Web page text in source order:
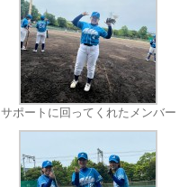
サポートに回ってくれたメンバー